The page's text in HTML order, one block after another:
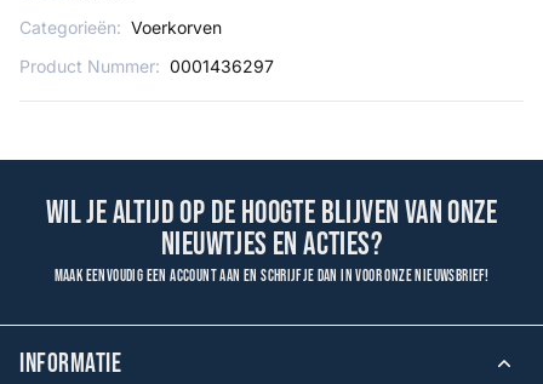
Categorieën: Voerkorven
Product Nummer: 0001436297
Wil je altijd op de hoogte blijven van onze
nieuwtjes en acties?
Maak eenvoudig een account aan en schrijf je dan in voor onze nieuwsbrief!
INFORMATIE